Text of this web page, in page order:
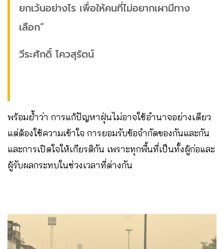
ยกเว้นอย่างไร เพื่อให้คนที่ไม่อยากเผามีทาง
เลือก”
วีระศักดิ์ โควสุรัตน์
พร้อมย้ำว่า การแก้ปัญหาฝุ่นไม่อาจใช้อำนาจอย่างเดียว
แต่ต้องใช้ความเข้าใจ การยอมรับข้อจำกัดของกันและกัน
และการเปิดใจให้เกียรติกัน เพราะทุกพื้นที่เป็นทั้งผู้ก่อและ
ผู้รับผลกระทบในช่วงเวลาที่ต่างกัน